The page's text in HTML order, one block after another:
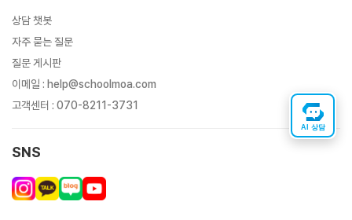
상담 챗봇
자주 묻는 질문
질문 게시판
이메일 : help@schoolmoa.com
고객센터 : 070-8211-3731
SNS
AI 상담